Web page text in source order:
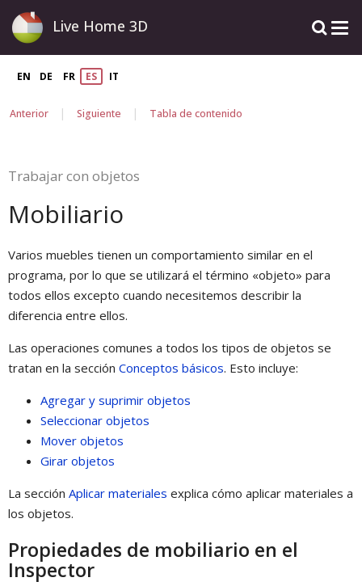
Live Home 3D
EN DE FR ES IT
Anterior | Siguiente | Tabla de contenido
Trabajar con objetos
Mobiliario
Varios muebles tienen un comportamiento similar en el
programa, por lo que se utilizará el término «objeto» para
todos ellos excepto cuando necesitemos describir la
diferencia entre ellos.
Las operaciones comunes a todos los tipos de objetos se
tratan en la sección Conceptos básicos. Esto incluye:
Agregar y suprimir objetos
Seleccionar objetos
Mover objetos
Girar objetos
La sección Aplicar materiales explica cómo aplicar materiales a
los objetos.
Propiedades de mobiliario en el
Inspector